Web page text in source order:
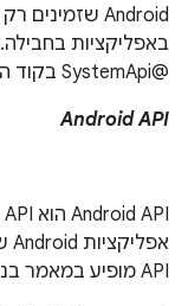
@SystemApi בקוד המקור.
Android API
API מופיע במאמר בנושא